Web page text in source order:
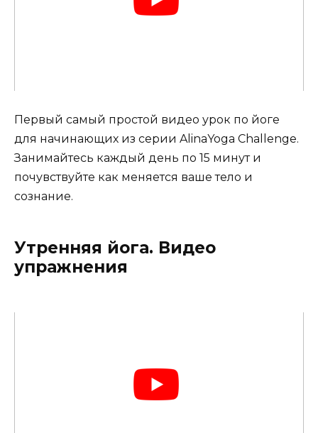
Первый самый простой видео урок по йоге
для начинающих из серии AlinaYoga Challenge.
Занимайтесь каждый день по 15 минут и
почувствуйте как меняется ваше тело и
сознание.
Утренняя йога. Видео
упражнения